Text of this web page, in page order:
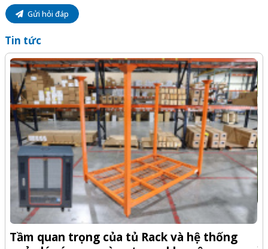
Gửi hỏi đáp
Tin tức
Tầm quan trọng của tủ Rack và hệ thống